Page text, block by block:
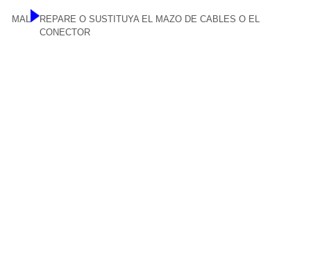
MAL
REPARE O SUSTITUYA EL MAZO DE CABLES O EL
CONECTOR